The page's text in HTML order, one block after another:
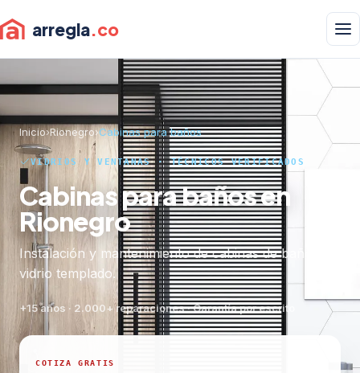
arregla.co
Inicio›Rionegro›Cabinas para baños
VIDRIOS Y VENTANAS · TÉCNICOS VERIFICADOS
Cabinas para baños en
Rionegro
Instalación y mantenimiento de cabinas de baño en
vidrio templado.
+15 años · 2.000+ reparaciones · Garantía por escrito
COTIZA GRATIS